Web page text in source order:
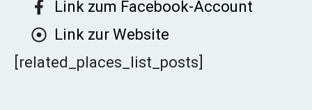
Link zum Facebook-Account
Link zur Website
[related_places_list_posts]